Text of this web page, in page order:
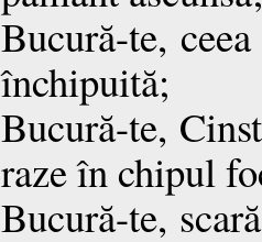
Bucură-te,
închipuită;
Bucură-te,
raze în chipul
Bucură-te,